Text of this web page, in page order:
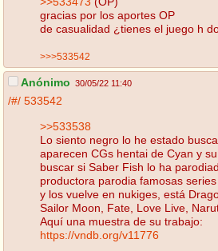
gracias por los aportes OP
de casualidad ¿tienes el juego h
>>>533542
Anónimo 30/05/22 11:40
/#/ 533542
>>533538
Lo siento negro lo he estado
aparecen CGs hentai de Cyan y
buscar si Saber Fish lo ha
productora parodia famosas
y los vuelve en nukiges, está
Sailor Moon, Fate, Love Live,
Aquí una muestra de su trabajo:
https://vndb.org/v11776